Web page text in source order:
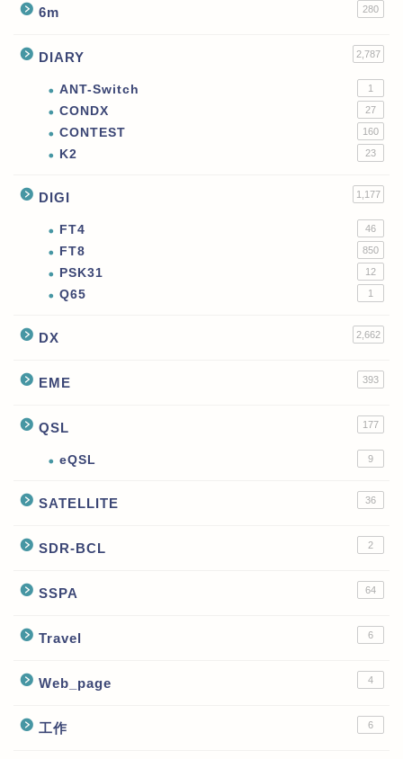
6m 280
DIARY 2,787
ANT-Switch 1
CONDX 27
CONTEST 160
K2 23
DIGI 1,177
FT4 46
FT8 850
PSK31 12
Q65 1
DX 2,662
EME 393
QSL 177
eQSL 9
SATELLITE 36
SDR-BCL 2
SSPA 64
Travel 6
Web_page 4
工作 6